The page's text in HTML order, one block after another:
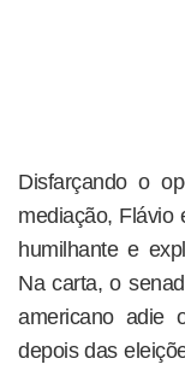
Disfarçando o
mediação, Flávio
humilhante e
Na carta, o
americano adie
depois das